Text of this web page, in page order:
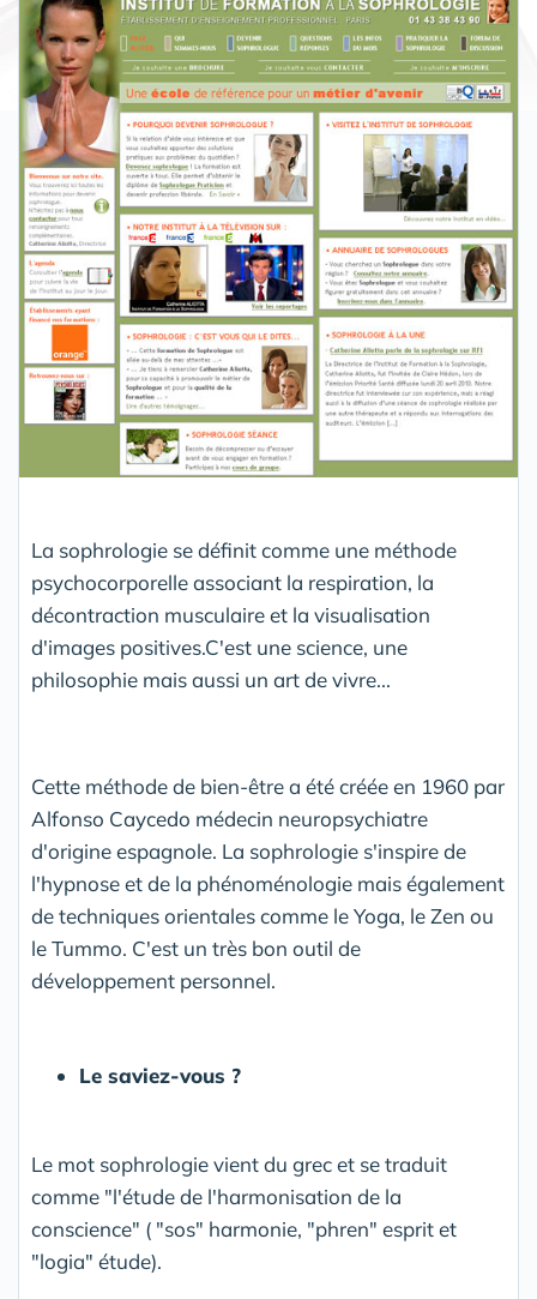
La sophrologie se définit comme une méthode
psychocorporelle associant la respiration, la
décontraction musculaire et la visualisation
d'images positives.C'est une science, une
philosophie mais aussi un art de vivre...
Cette méthode de bien-être a été créée en 1960 par
Alfonso Caycedo médecin neuropsychiatre
d'origine espagnole. La sophrologie s'inspire de
l'hypnose et de la phénoménologie mais également
de techniques orientales comme le Yoga, le Zen ou
le Tummo. C'est un très bon outil de
développement personnel.
Le saviez-vous ?
Le mot sophrologie vient du grec et se traduit
comme "l'étude de l'harmonisation de la
conscience" ( "sos" harmonie, "phren" esprit et
"logia" étude).